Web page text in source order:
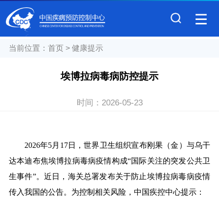
当前位置： 首页> 健康提示
埃博拉病毒病防控提示
时间： 2026-05-23
2026年5月17日，世界卫生组织宣布刚果（金）与乌干
达本迪布焦埃博拉病毒病疫情构成“国际关注的突发公共卫
生事件”。近日，海关总署发布关于防止埃博拉病毒病疫情
传入我国的公告。为控制相关风险，中国疾控中心提示：